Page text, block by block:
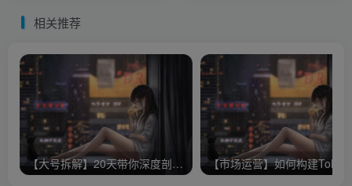
相关推荐
【大号拆解】20天带你深度剖析40个顶级微信公众号